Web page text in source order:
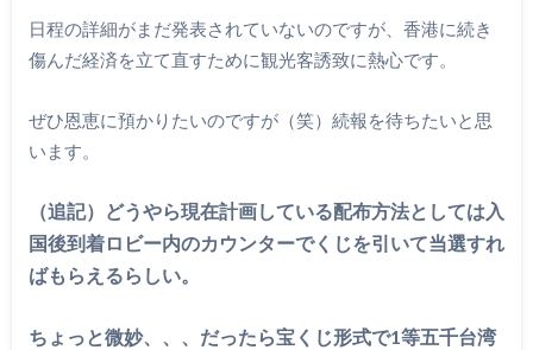
日程の詳細がまだ発表されていないのですが、香港に続き
傷んだ経済を立て直すために観光客誘致に熱心です。
ぜひ恩恵に預かりたいのですが（笑）続報を待ちたいと思
います。
（追記）どうやら現在計画している配布方法としては入
国後到着ロビー内のカウンターでくじを引いて当選すれ
ばもらえるらしい。
ちょっと微妙、、、だったら宝くじ形式で1等五千台湾